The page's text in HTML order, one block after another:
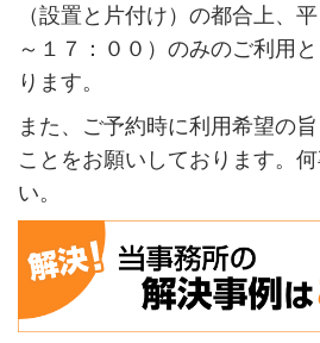
（設置と片付け）の都合上、
～１７：００）のみのご利用
ります。
また、ご予約時に利用希望の
ことをお願いしております。
い。